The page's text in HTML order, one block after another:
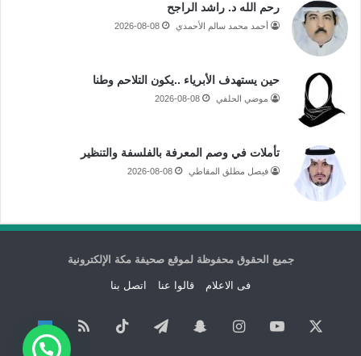
رحم الله د. راشد الراجح
أحمد محمد سالم الأحمدي 2026-08-08
حين يستهدف الأبرياء ..يكون التلاحم وطنا
موضي الحلفي 2026-08-08
تأملات في وصم المعرفة بالفلسفة والتنظير
فيصل مطلق المقاطي 2026-08-08
جميع الحقوق محفوظة لموقع صحيفة مكة الإلكترونية
فى الاعلام قالوا عنا اتصل بنا
‫YouTubeانستقرامسناب تيلقرام ‫TikTok ملخص